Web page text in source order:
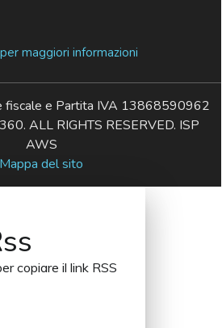
maggiori informazioni
fiscale e Partita IVA 13868590962
ALL RIGHTS RESERVED. ISP
AWS
Mappa del sito
copiare il link RSS